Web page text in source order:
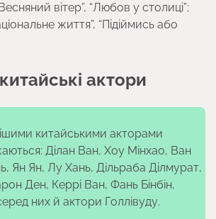
вітер”, “Любов у столиці”;
життя”, “Підіймись або
актори
китайськими акторами
Ділан Ван, Хоу Мінхао, Ван
Ян Ян, Лу Хань, Дільраба Ділмурат,
Ден, Керрі Ван, Фань Бінбін,
них й актори Голлівуду.